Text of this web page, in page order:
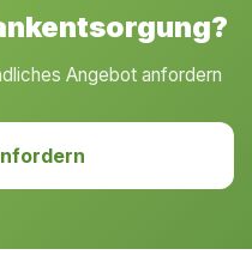
Angebot anfordern